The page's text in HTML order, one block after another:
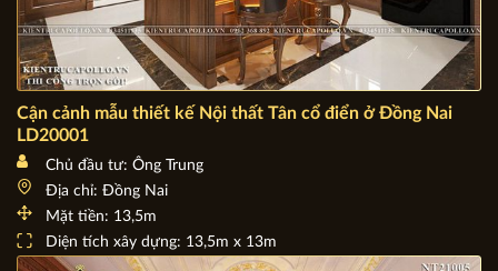
Cận cảnh mẫu thiết kế Nội thất Tân cổ điển ở Đồng Nai
LD20001
Chủ đầu tư: Ông Trung